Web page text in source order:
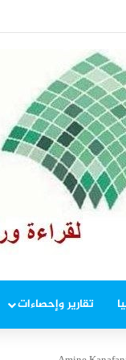
تقارير وإحصاءات